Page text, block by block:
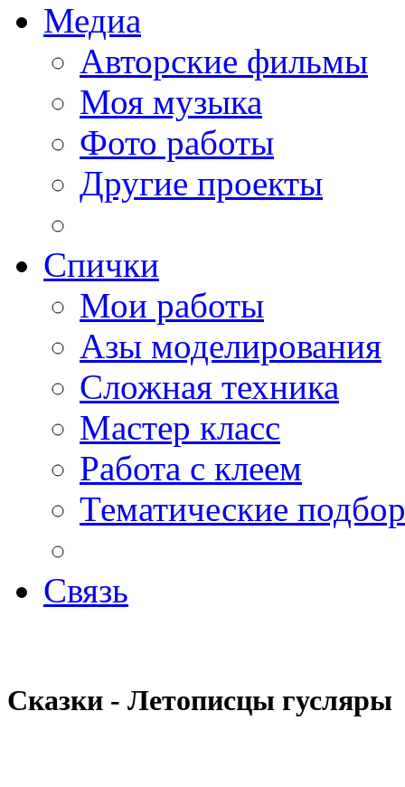
Медиа
Авторские фильмы
Моя музыка
Фото работы
Другие проекты
Спички
Мои работы
Азы моделирования
Сложная техника
Мастер класс
Работа с клеем
Тематические
Связь
Сказки - Летописцы гусляры